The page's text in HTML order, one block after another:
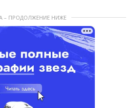
– ПРОДОЛЖЕНИЕ НИЖЕ